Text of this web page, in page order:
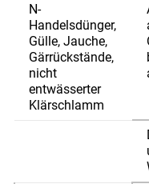
N-
Handelsdünger,
Gülle, Jauche,
Gärrückstände,
nicht
entwässerter
Klärschlamm